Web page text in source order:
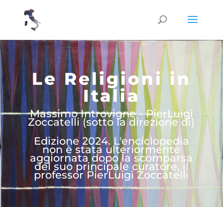
Le Religioni in
Italia
Massimo Introvigne - PierLuigi
Zoccatelli (sotto la direzione di)
Edizione 2024. L'enciclopedia
non è stata ulteriormente
aggiornata dopo la scomparsa
del suo principale curatore, il
professor PierLuigi Zoccatelli